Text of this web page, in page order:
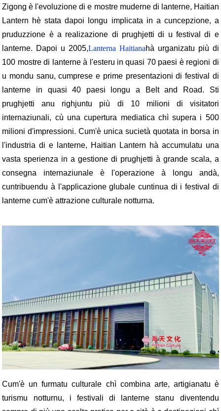
Zigong è l'evoluzione di e mostre muderne di lanterne, Haitian
Lantern hè stata dapoi longu implicata in a cuncepzione, a
pruduzzione è a realizazione di prughjetti di u festival di e
lanterne. Dapoi u 2005,Lanterna Haitianahà urganizatu più di
100 mostre di lanterne à l'esteru in quasi 70 paesi è regioni di
u mondu sanu, cumprese e prime presentazioni di festival di
lanterne in quasi 40 paesi longu a Belt and Road. Sti
prughjetti anu righjuntu più di 10 milioni di visitatori
internaziunali, cù una cupertura mediatica chì supera i 500
milioni d'impressioni. Cum'è unica sucietà quotata in borsa in
l'industria di e lanterne, Haitian Lantern hà accumulatu una
vasta sperienza in a gestione di prughjetti à grande scala, a
consegna internaziunale è l'operazione à longu andà,
cuntribuendu à l'applicazione glubale cuntinua di i festival di
lanterne cum'è attrazione culturale notturna.
Cum'è un furmatu culturale chì combina arte, artigianatu è
turismu notturnu, i festivali di lanterne stanu diventendu